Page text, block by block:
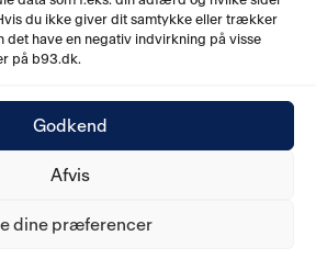
du ikke giver dit samtykke eller trækker
det have en negativ indvirkning på visse
på b93.dk.
Godkend
Afvis
dine præferencer
Østerbrogade 79, 1. sal